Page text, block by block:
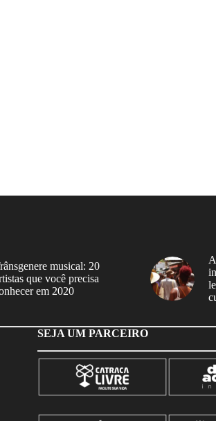
musical: 20
que você precisa
em 2020
SEJA UM PARCEIRO